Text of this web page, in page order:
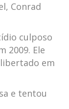
Conrad
culposo
2009. Ele
em
e tentou